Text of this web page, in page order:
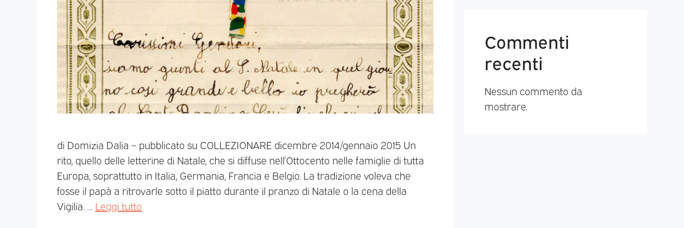
di Domizia Dalia – pubblicato su COLLEZIONARE dicembre 2014/gennaio 2015 Un
rito, quello delle letterine di Natale, che si diffuse nell’Ottocento nelle famiglie di tutta
Europa, soprattutto in Italia, Germania, Francia e Belgio. La tradizione voleva che
fosse il papà a ritrovarle sotto il piatto durante il pranzo di Natale o la cena della
Vigilia. … Leggi tutto
Commenti
recenti
Nessun commento da
mostrare.